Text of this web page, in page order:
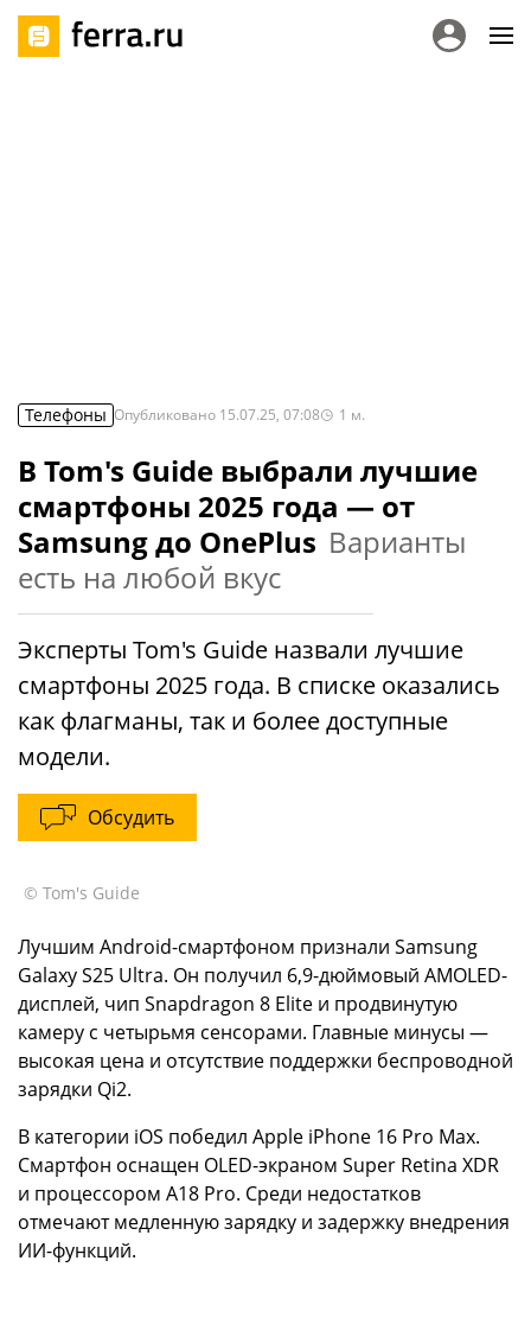
Телефоны Опубликовано 15.07.25, 07:08 1 м.
В Tom's Guide выбрали лучшие
смартфоны 2025 года — от
Samsung до OnePlus Варианты
есть на любой вкус
Эксперты Tom's Guide назвали лучшие
смартфоны 2025 года. В списке оказались
как флагманы, так и более доступные
модели.
Обсудить
© Tom's Guide
Лучшим Android-смартфоном признали Samsung
Galaxy S25 Ultra. Он получил 6,9-дюймовый AMOLED-
дисплей, чип Snapdragon 8 Elite и продвинутую
камеру с четырьмя сенсорами. Главные минусы —
высокая цена и отсутствие поддержки беспроводной
зарядки Qi2.
В категории iOS победил Apple iPhone 16 Pro Max.
Смартфон оснащен OLED-экраном Super Retina XDR
и процессором A18 Pro. Среди недостатков
отмечают медленную зарядку и задержку внедрения
ИИ-функций.